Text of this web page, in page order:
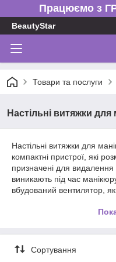
Працюємо з
BeautyStar
Товари та послуги
Настільні витяжки
Настільні витяжки для
компактні пристрої, які
призначені для
виникають під час
вбудований вентилятор,
Переваги настільних
Пиловловлення:
фільтром, який
частинки, запобігаючи
Сортування